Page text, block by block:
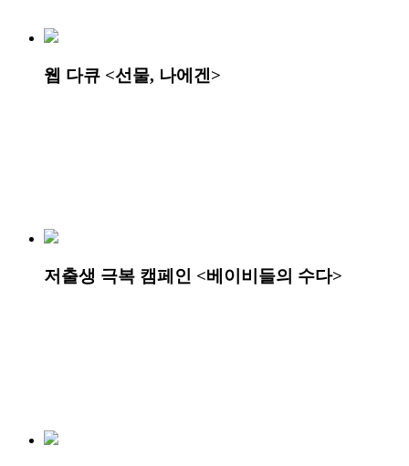
웹 다큐 <선물, 나에겐>
저출생 극복 캠페인 <베이비들의 수다>